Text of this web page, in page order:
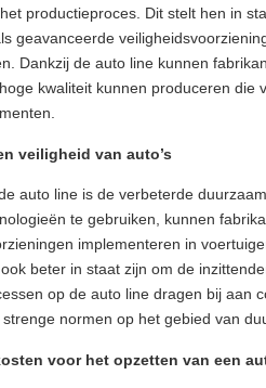
productieproces. Dit stelt hen in
geavanceerde
Dankzij de auto line kunnen
kwaliteit kunnen produceren die
veiligheid van auto’s
auto line is de verbeterde
te gebruiken, kunnen
implementeren in
beter in staat zijn om de
op de auto line dragen bij aan
strenge normen op het gebied van
voor het opzetten van een